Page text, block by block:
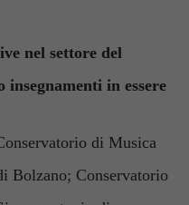
nel settore del
in essere
di Musica
Bolzano; Conservatorio
alcune
scompariranno